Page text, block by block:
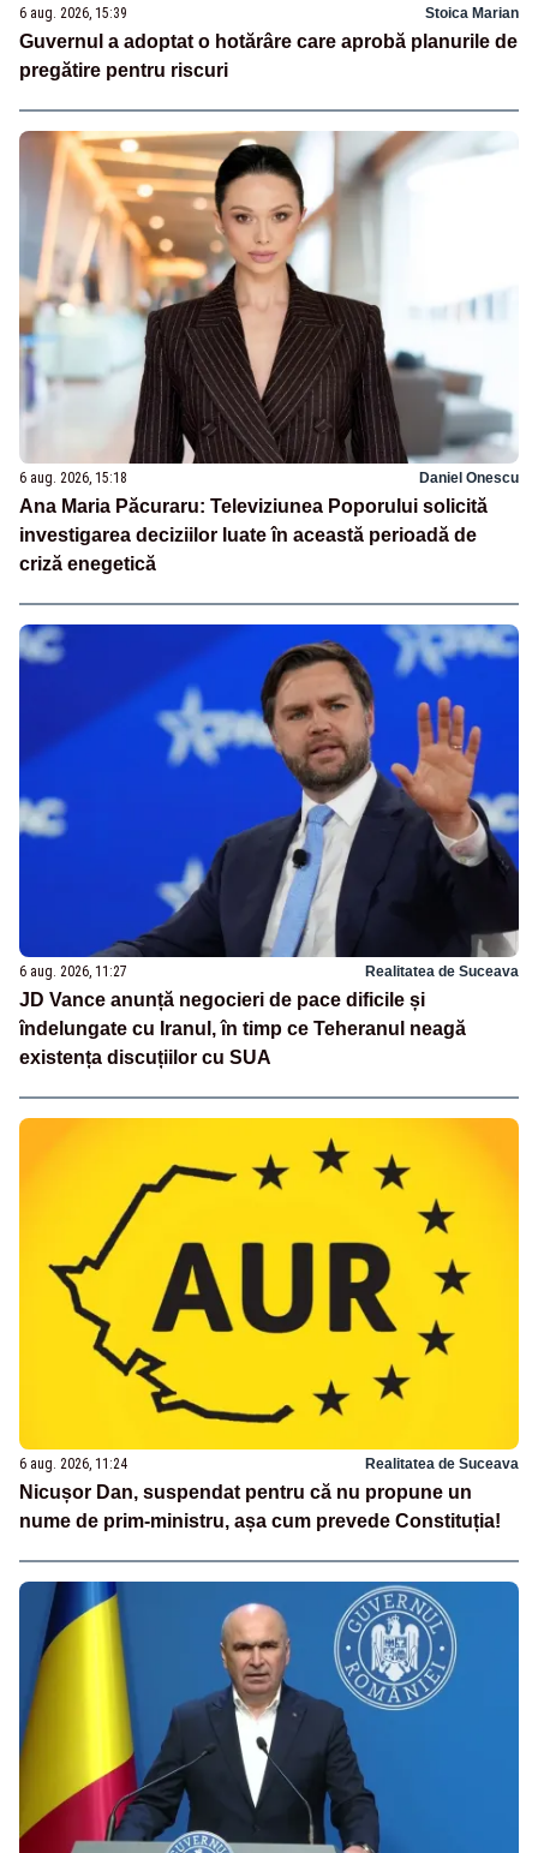
6 aug. 2026, 15:39 Stoica Marian
Guvernul a adoptat o hotărâre care aprobă planurile de
pregătire pentru riscuri
6 aug. 2026, 15:18 Daniel Onescu
Ana Maria Păcuraru: Televiziunea Poporului solicită
investigarea deciziilor luate în această perioadă de
criză enegetică
6 aug. 2026, 11:27 Realitatea de Suceava
JD Vance anunță negocieri de pace dificile și
îndelungate cu Iranul, în timp ce Teheranul neagă
existența discuțiilor cu SUA
6 aug. 2026, 11:24 Realitatea de Suceava
Nicușor Dan, suspendat pentru că nu propune un
nume de prim-ministru, așa cum prevede Constituția!